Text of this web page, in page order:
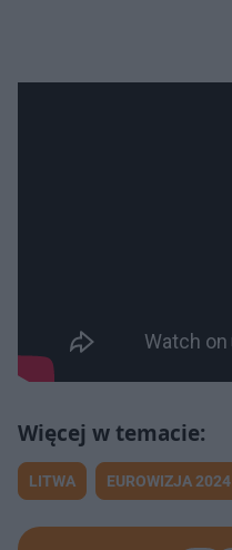
LITWA EUROWIZJA 2024